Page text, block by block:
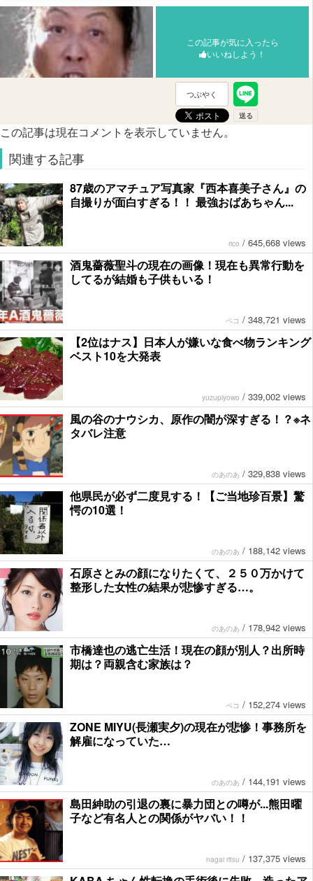
この記事が気に入ったら
いいねしよう！
つぶやく
この記事は現在コメントを表示していません。
関連する記事
87歳のアマチュア写真家『西本喜美子さん』の
自撮りが面白すぎる！！ 最強おばあちゃん...
rico / 645,668 views
酒鬼薔薇聖斗の現在の画像！現在も異常行動を
してるが結婚も子供もいる！
ペコ / 348,721 views
【2位はナス】日本人が嫌いな食べ物ランキング
ベスト10を大発表
yuzupiyowo / 339,002 views
風の谷のナウシカ、原作の闇が深すぎる！？※ネ
タバレ注意
のあのあ / 329,838 views
他県民が必ず二度見する！【ご当地珍百景】驚
愕の10選！
のあのあ / 188,142 views
石原さとみの顔になりたくて、２５０万かけて
整形した女性の結果が悲惨すぎる…。
のあのあ / 178,942 views
市橋達也の逃亡生活！現在の顔が別人？出所時
期は？両親含む家族は？
ペコ / 152,274 views
ZONE MIYU(長瀬実夕)の現在が悲惨！事務所を
解雇になっていた…
のあのあ / 144,191 views
島田紳助の引退の裏に暴力団との噂が...熊田曜
子など有名人との関係がヤバい！！
nagai ritsu / 137,375 views